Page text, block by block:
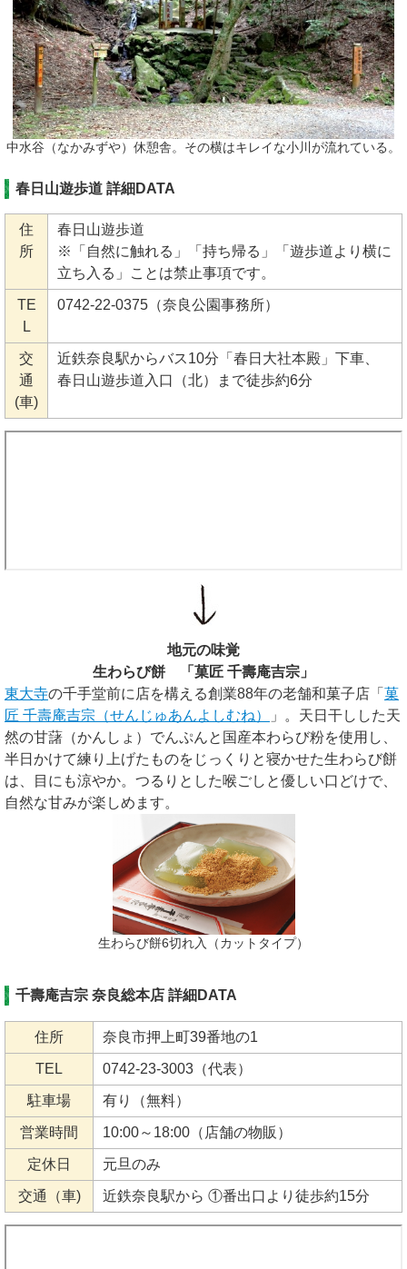
中水谷（なかみずや）休憩舎。その横はキレイな小川が流れている。
春日山遊歩道 詳細DATA
住
所
春日山遊歩道
※「自然に触れる」「持ち帰る」「遊歩道より横に
立ち入る」ことは禁止事項です。
TE
L
0742-22-0375（奈良公園事務所）
交
通
(車)
近鉄奈良駅からバス10分「春日大社本殿」下車、
春日山遊歩道入口（北）まで徒歩約6分
地元の味覚
生わらび餅 「菓匠 千壽庵吉宗」
東大寺の千手堂前に店を構える創業88年の老舗和菓子店「 菓
匠 千壽庵吉宗（せんじゅあんよしむね）
」。天日干しした天
然の甘藷（かんしょ）でんぷんと国産本わらび粉を使用し、
半日かけて練り上げたものをじっくりと寝かせた生わらび餅
は、目にも涼やか。つるりとした喉ごしと優しい口どけで、
自然な甘みが楽しめます。
生わらび餅6切れ入（カットタイプ）
千壽庵吉宗 奈良総本店 詳細DATA
住所 奈良市押上町39番地の1
TEL 0742-23-3003（代表）
駐車場 有り（無料）
営業時間 10:00～18:00（店舗の物販）
定休日 元旦のみ
交通（車) 近鉄奈良駅から ①番出口より徒歩約15分